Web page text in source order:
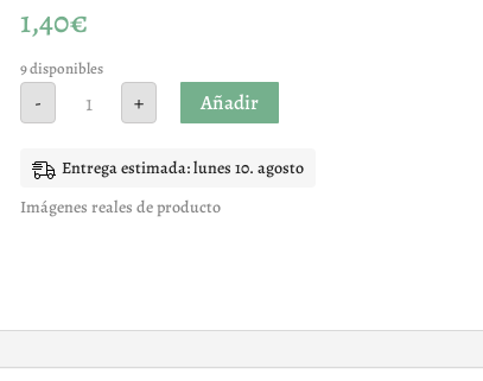
1,40€
9 disponibles
- bueno
cantidad
+ Añadir
Entrega estimada: lunes 10. agosto
Imágenes reales de producto